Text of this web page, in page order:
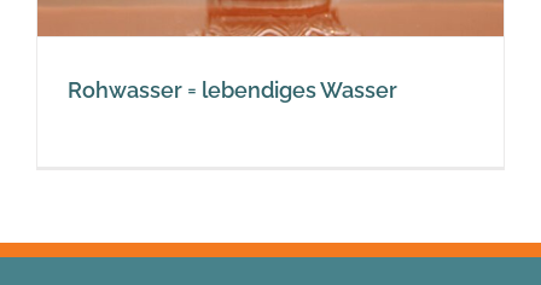
Rohwasser = lebendiges Wasser